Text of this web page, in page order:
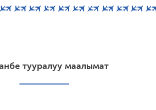
тууралуу маалымат